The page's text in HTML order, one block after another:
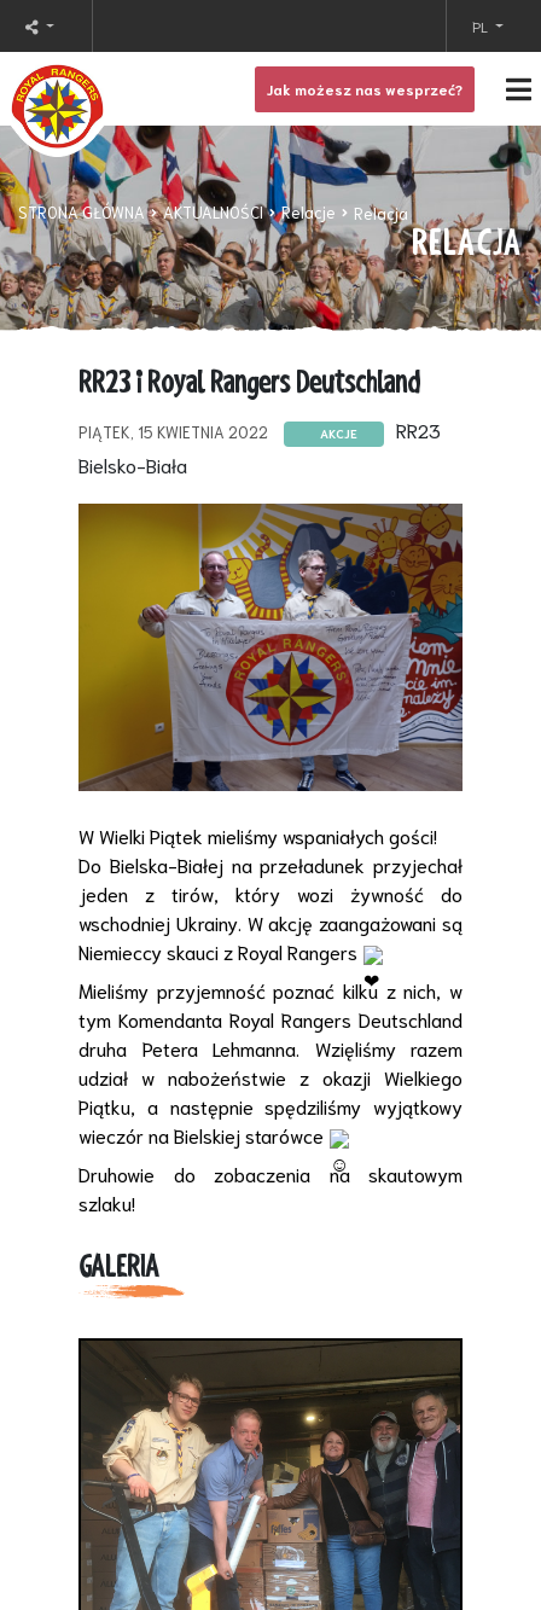
PL
Jak możesz nas wesprzeć?
Relacje
AKTUALNOŚCI
STRONA GŁÓWNA Relacja
RELACJA
RR23 i Royal Rangers Deutschland
PIĄTEK, 15 KWIETNIA 2022 AKCJE
RR23
Bielsko-Biała
W Wielki Piątek mieliśmy wspaniałych gości!
Do Bielska-Białej na przeładunek przyjechał
jeden z tirów, który wozi żywność do
wschodniej Ukrainy. W akcję zaangażowani są
Niemieccy skauci z Royal Rangers
Mieliśmy przyjemność poznać kilku z nich, w
tym Komendanta Royal Rangers Deutschland
druha Petera Lehmanna. Wzięliśmy razem
udział w nabożeństwie z okazji Wielkiego
Piątku, a następnie spędziliśmy wyjątkowy
wieczór na Bielskiej starówce
Druhowie do zobaczenia na skautowym
szlaku!
GALERIA